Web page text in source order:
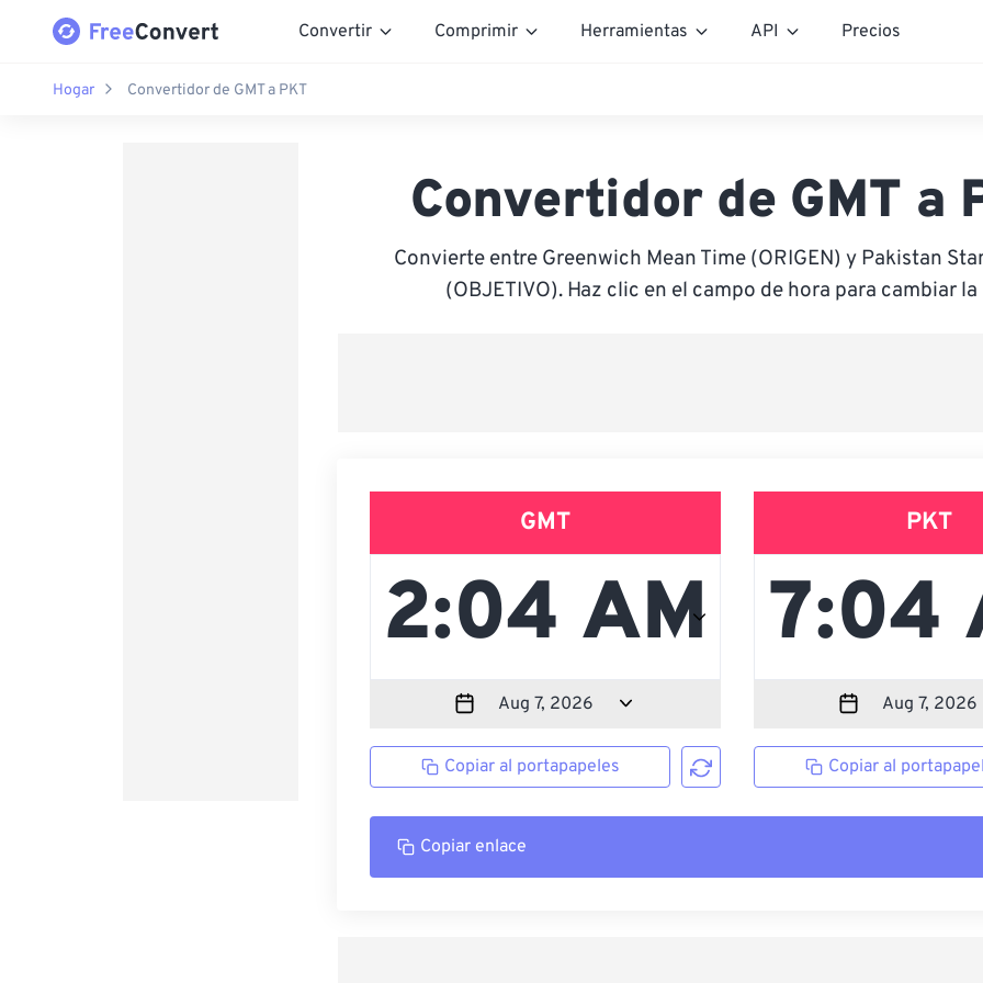
Convertir Comprimir Herramientas API Precios
Hogar Convertidor de GMT a PKT
Convertidor de GMT a
Convierte entre Greenwich Mean Time (ORIGEN) y Pakistan
(OBJETIVO). Haz clic en el campo de hora para cambiar la
GMT
Copiar al portapapeles
PKT
Copiar al
Copiar enlace